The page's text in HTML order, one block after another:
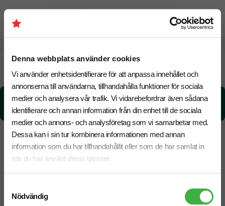
Denna webbplats använder cookies
Vi använder enhetsidentifierare för att anpassa innehållet och
annonserna till användarna, tillhandahålla funktioner för sociala
medier och analysera vår trafik. Vi vidarebefordrar även sådana
identifierare och annan information från din enhet till de sociala
medier och annons- och analysföretag som vi samarbetar med.
Dessa kan i sin tur kombinera informationen med annan
information som du har tillhandahållit eller som de har samlat in
när du har använt deras tjänster.
Nödvändig
CO₂e -avtryck
Beräknad leveranstid:
Snabbare leverans? Kontakta oss.
CO₂e -avtryck:
1.33 kg CO₂e / per styck